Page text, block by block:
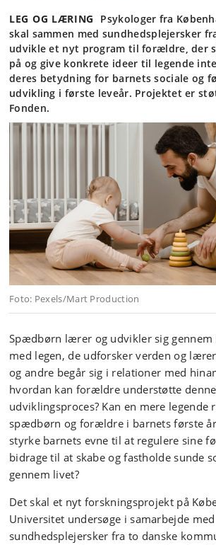
LEG OG LÆRING
Psykologer fra
skal sammen med sundhedsplejersker
udvikle et nyt program til forældre, der
på og give konkrete ideer til legende
deres betydning for barnets sociale og
udvikling i første leveår. Projektet er
Fonden.
Foto: Pexels/Mart Production
Spædbørn lærer og udvikler sig gennem
med legen, de udforsker verden og
og andre begår sig i relationer med
hvordan kan forældre understøtte denne
udviklingsproces? Kan en mere legende
spædbørn og forældre i barnets første
styrke barnets evne til at regulere sine
bidrage til at skabe og fastholde sunde
gennem livet?
Det skal et nyt forskningsprojekt på
Universitet undersøge i samarbejde med
sundhedsplejersker fra to danske